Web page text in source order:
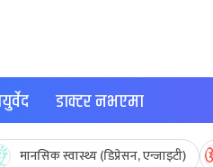
डाक्टर नभएमा
मानसिक स्वास्थ्य (डिप्रेसन, एन्जाइटी)